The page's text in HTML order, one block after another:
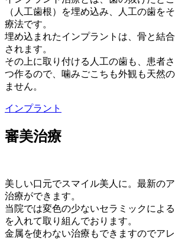
（人工歯根）を埋め込み、人工の歯を
療法です。
埋め込まれたインプラントは、骨と結
されます。
その上に取り付ける人工の歯も、患者
つ作るので、噛みごこちも外観も天然
ません。
インプラント
審美治療
美しい口元でスマイル美人に。最新の
治療ができます。
当院では変色の少ないセラミックによ
を入れて取り組んでおります。
金属を使わない治療もできますのでア